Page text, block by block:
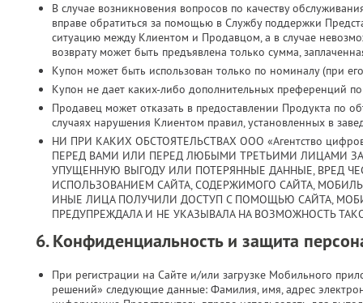
В случае возникновения вопросов по качеству
вправе обратиться за помощью в Службу поддержки
ситуацию между Клиентом и Продавцом, а в случае
возврату может быть предъявлена только сумма,
Купон может быть использован только по номиналу (при
Купон не дает каких-либо дополнительных преференций
Продавец может отказать в предоставлении Продукта по
случаях нарушения Клиентом правил, установленных в
НИ ПРИ КАКИХ ОБСТОЯТЕЛЬСТВАХ ООО «Агентство
ПЕРЕД ВАМИ ИЛИ ПЕРЕД ЛЮБЫМИ ТРЕТЬИМИ ЛИЦАМИ
УПУЩЕННУЮ ВЫГОДУ ИЛИ ПОТЕРЯННЫЕ ДАННЫЕ, ВРЕД
ИСПОЛЬЗОВАНИЕМ САЙТА, СОДЕРЖИМОГО САЙТА,
ИНЫЕ ЛИЦА ПОЛУЧИЛИ ДОСТУП С ПОМОЩЬЮ САЙТА,
ПРЕДУПРЕЖДАЛА И НЕ УКАЗЫВАЛА НА ВОЗМОЖНОСТЬ
6. Конфиденциальность и защита
При регистрации на Сайте и/или загрузке Мобильного
решений» следующие данные: Фамилия, имя, адрес